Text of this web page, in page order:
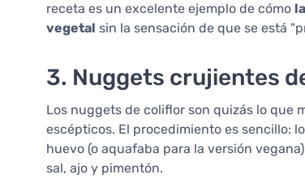
receta es un excelente ejemplo de cómo
vegetal sin la sensación de que se está
3. Nuggets crujientes
Los nuggets de coliflor son quizás lo que
escépticos. El procedimiento es sencillo:
huevo (o aquafaba para la versión
sal, ajo y pimentón.